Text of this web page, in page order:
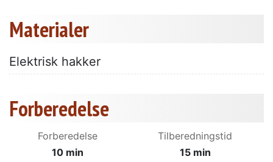
Materialer
Elektrisk hakker
Forberedelse
Forberedelse
10 min
Tilberedningstid
15 min